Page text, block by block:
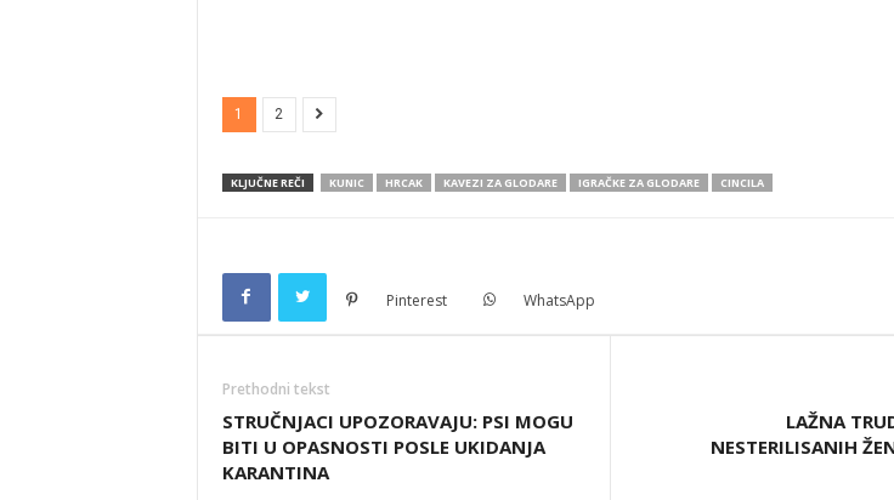
1 2
KLJUČNE REČI KUNIC HRCAK KAVEZI ZA GLODARE IGRAČKE ZA GLODARE CINCILA
Pinterest WhatsApp
Prethodni tekst
STRUČNJACI UPOZORAVAJU: PSI MOGU
BITI U OPASNOSTI POSLE UKIDANJA
KARANTINA
LAŽNA
NESTERILISANIH